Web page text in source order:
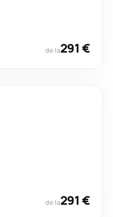
de la291 €
de la291 €